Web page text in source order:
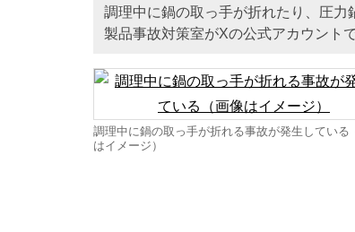
調理中に鍋の取っ手が折れたり、圧
製品事故対策室がXの公式アカウント
調理中に鍋の取っ手が折れる事故が発生している
はイメージ）